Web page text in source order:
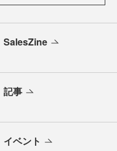
SalesZine
記事
イベント